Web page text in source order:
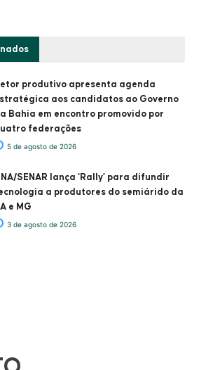
produtivo apresenta agenda
aos candidatos ao Governo
Bahia em encontro promovido por
federações
5 de agosto de 2026
SENAR lança ‘Rally’ para difundir
a produtores do semiárido da
e MG
3 de agosto de 2026